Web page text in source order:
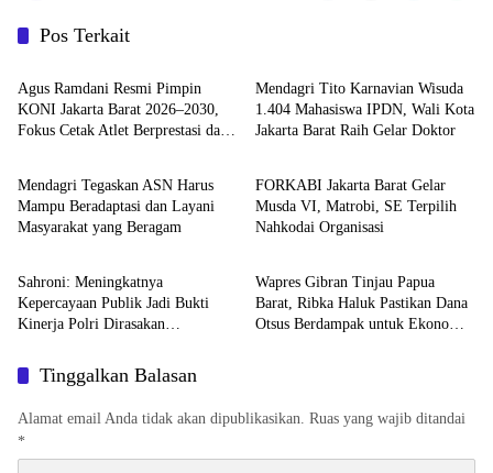
Pos Terkait
Olahraga
Agus Ramdani Resmi Pimpin
KONI Jakarta Barat 2026–2030,
Fokus Cetak Atlet Berprestasi dan
Mendagri Tito Karnavian Wisuda
1.404 Mahasiswa IPDN, Wali Kota
Jakarta Barat Raih Gelar Doktor
Kemendagri
Mendagri Tegaskan ASN Harus
Mampu Beradaptasi dan Layani
Masyarakat yang Beragam
Berita
FORKABI Jakarta Barat Gelar
Musda VI, Matrobi, SE Terpilih
Nahkodai Organisasi
DPR RI
Sahroni: Meningkatnya
Kepercayaan Publik Jadi Bukti
Kinerja Polri Dirasakan
Kemendagri
Wapres Gibran Tinjau Papua
Barat, Ribka Haluk Pastikan Dana
Otsus Berdampak untuk Ekonomi
Tinggalkan Balasan
Alamat email Anda tidak akan dipublikasikan. Ruas yang wajib ditandai
*